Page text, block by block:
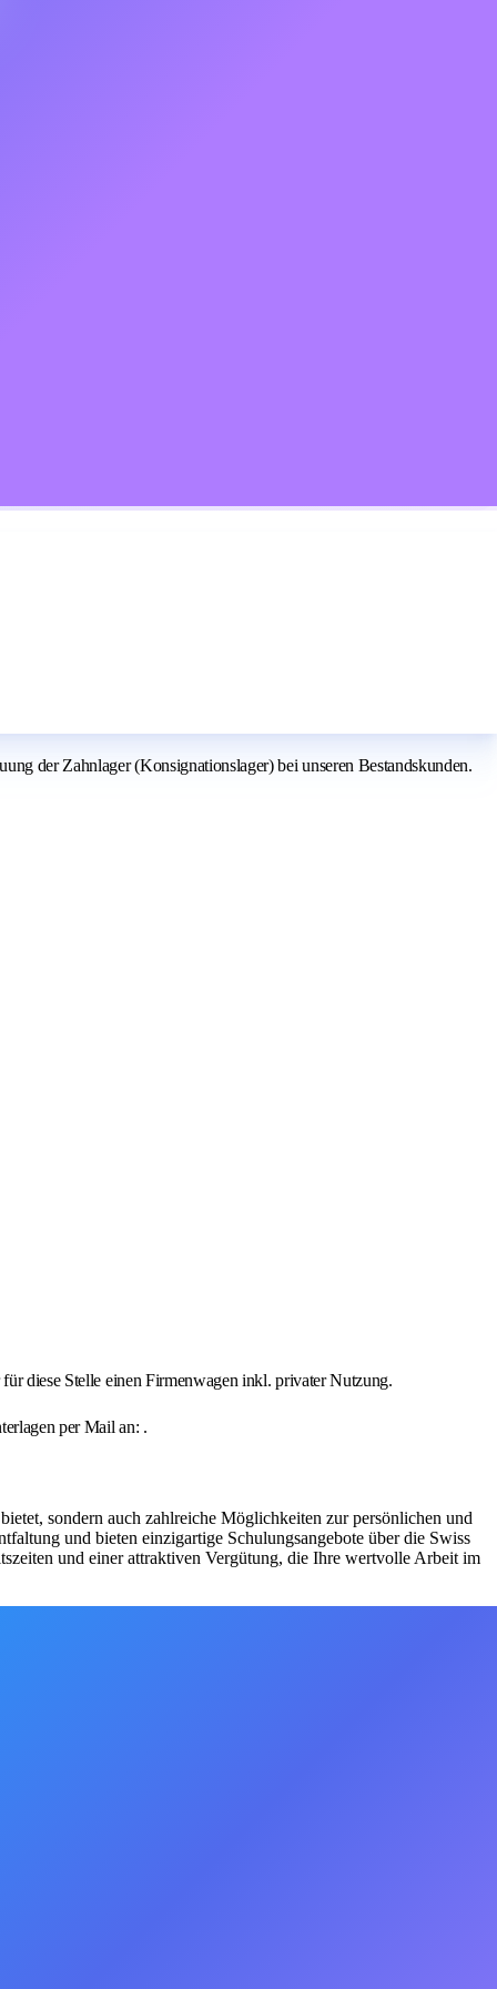
der Zahnlager (Konsignationslager) bei unseren Bestandskunden.
diese Stelle einen Firmenwagen inkl. privater Nutzung.
per Mail an: .
sondern auch zahlreiche Möglichkeiten zur persönlichen und
und bieten einzigartige Schulungsangebote über die Swiss
und einer attraktiven Vergütung, die Ihre wertvolle Arbeit im